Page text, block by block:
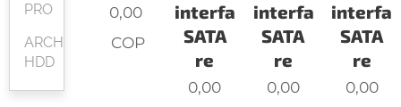
PRO
ARCHIVE
HDD
0,00
COP
interface
SATA
re
0,00
interface
SATA
re
0,00
SATA
re
0,00